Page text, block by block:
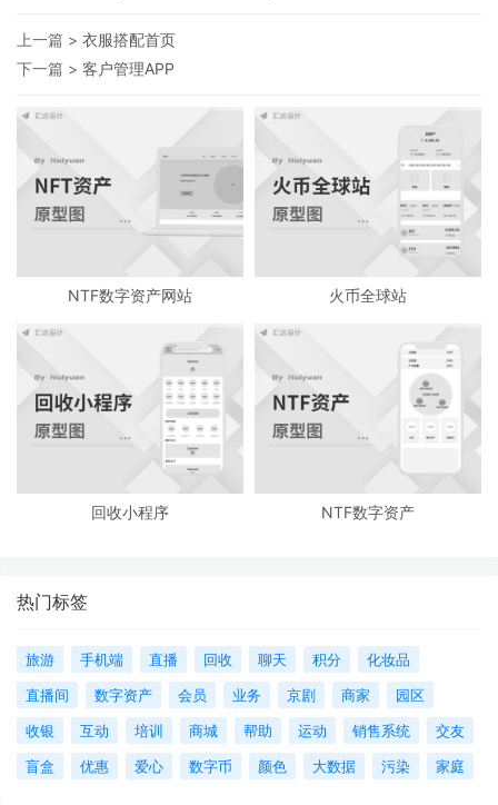
上一篇 > 衣服搭配首页
下一篇 > 客户管理APP
NTF数字资产网站 火币全球站
回收小程序 NTF数字资产
热门标签
旅游 手机端 直播 回收 聊天 积分
化妆品
直播间
数字资产 会员 业务 京剧 商家
园区
收银
互动 培训 商城 帮助 运动 销售系统
交友
盲盒
优惠 爱心 数字币 颜色 大数据 污染 家庭